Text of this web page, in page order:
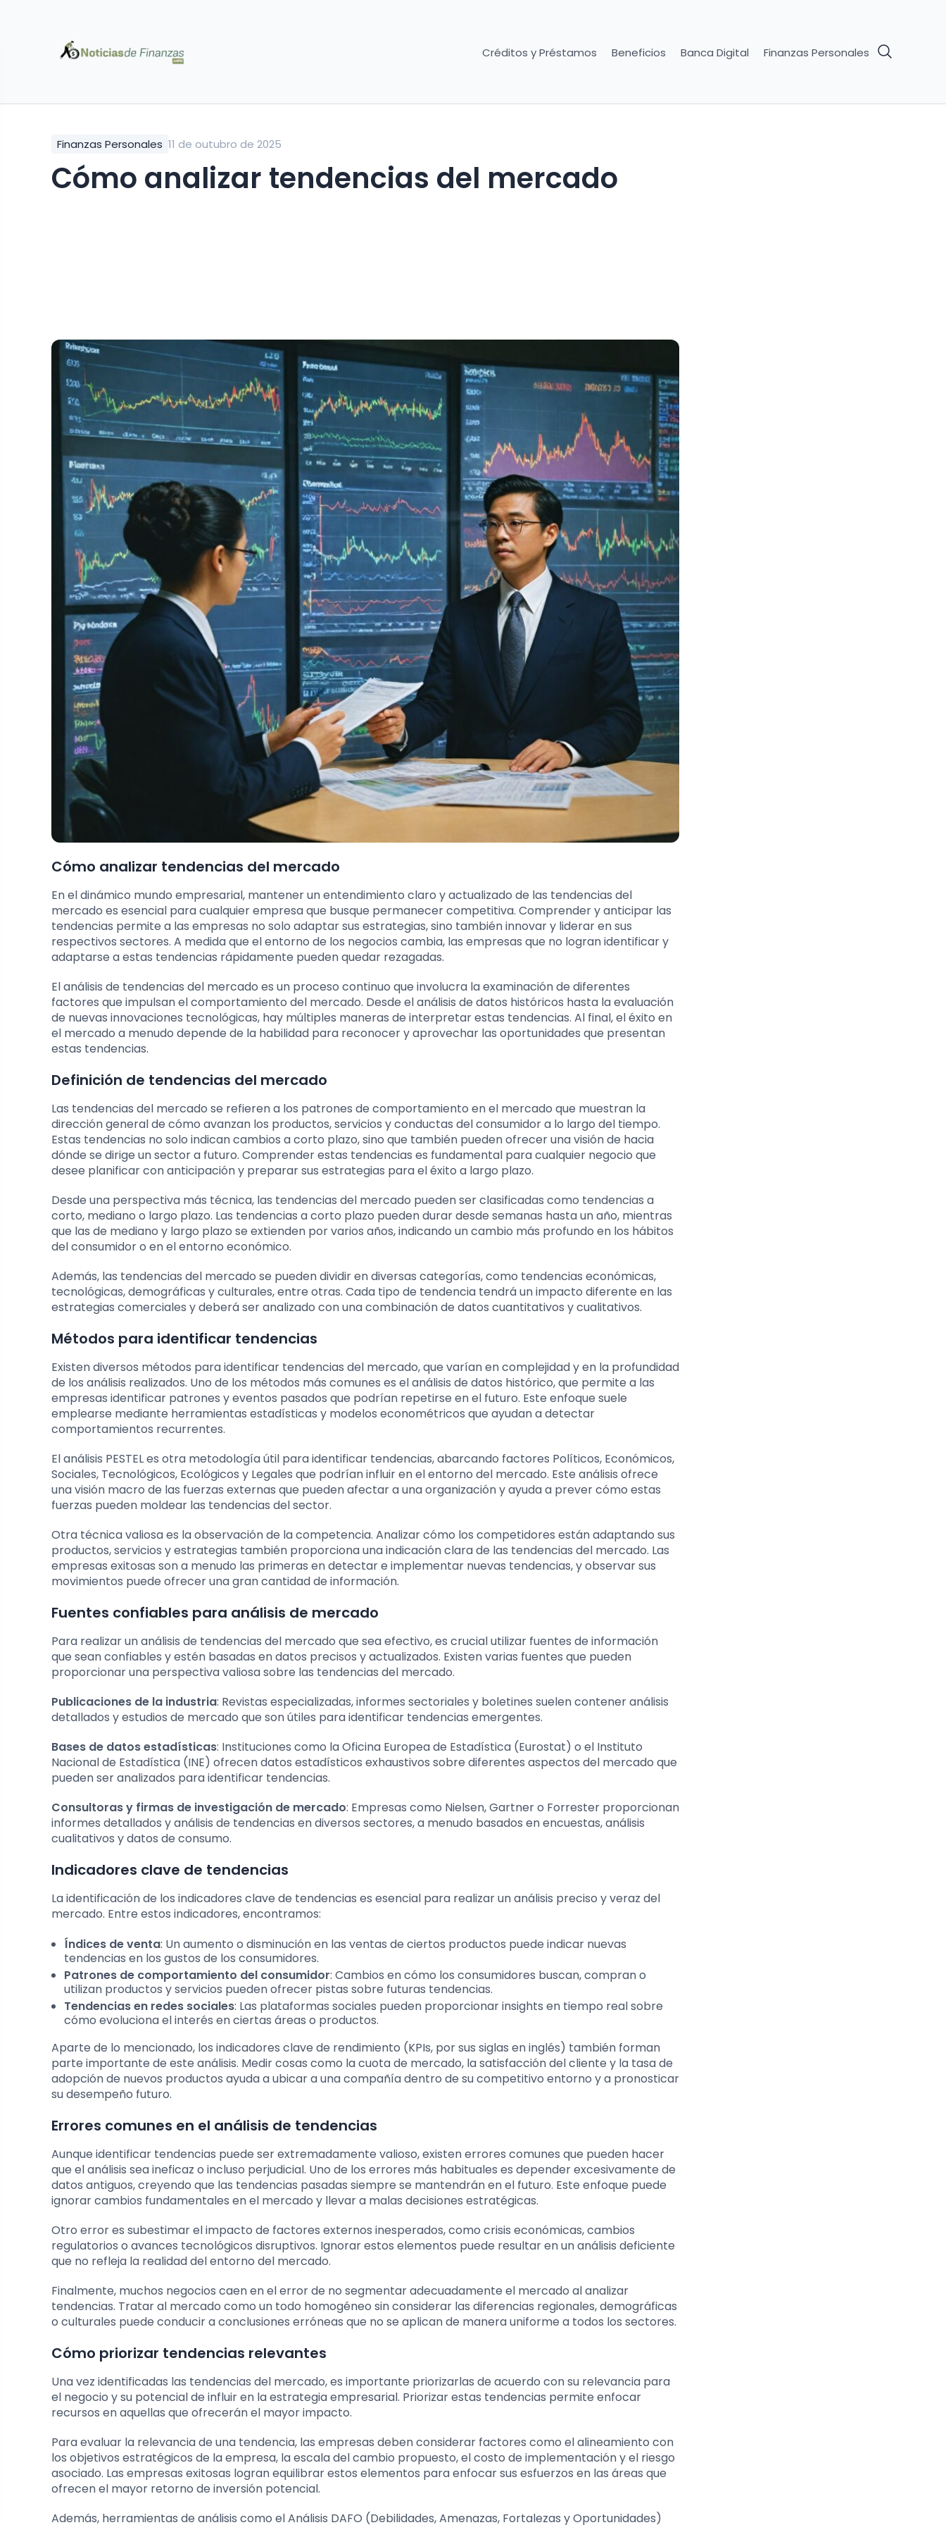
Créditos y Préstamos Beneficios Banca Digital Finanzas Personales
Finanzas Personales 11 de outubro de 2025
Cómo analizar tendencias del mercado
Cómo analizar tendencias del mercado
En el dinámico mundo empresarial, mantener un entendimiento claro y actualizado de las tendencias del
mercado es esencial para cualquier empresa que busque permanecer competitiva. Comprender y anticipar las
tendencias permite a las empresas no solo adaptar sus estrategias, sino también innovar y liderar en sus
respectivos sectores. A medida que el entorno de los negocios cambia, las empresas que no logran identificar y
adaptarse a estas tendencias rápidamente pueden quedar rezagadas.
El análisis de tendencias del mercado es un proceso continuo que involucra la examinación de diferentes
factores que impulsan el comportamiento del mercado. Desde el análisis de datos históricos hasta la evaluación
de nuevas innovaciones tecnológicas, hay múltiples maneras de interpretar estas tendencias. Al final, el éxito en
el mercado a menudo depende de la habilidad para reconocer y aprovechar las oportunidades que presentan
estas tendencias.
Definición de tendencias del mercado
Las tendencias del mercado se refieren a los patrones de comportamiento en el mercado que muestran la
dirección general de cómo avanzan los productos, servicios y conductas del consumidor a lo largo del tiempo.
Estas tendencias no solo indican cambios a corto plazo, sino que también pueden ofrecer una visión de hacia
dónde se dirige un sector a futuro. Comprender estas tendencias es fundamental para cualquier negocio que
desee planificar con anticipación y preparar sus estrategias para el éxito a largo plazo.
Desde una perspectiva más técnica, las tendencias del mercado pueden ser clasificadas como tendencias a
corto, mediano o largo plazo. Las tendencias a corto plazo pueden durar desde semanas hasta un año, mientras
que las de mediano y largo plazo se extienden por varios años, indicando un cambio más profundo en los hábitos
del consumidor o en el entorno económico.
Además, las tendencias del mercado se pueden dividir en diversas categorías, como tendencias económicas,
tecnológicas, demográficas y culturales, entre otras. Cada tipo de tendencia tendrá un impacto diferente en las
estrategias comerciales y deberá ser analizado con una combinación de datos cuantitativos y cualitativos.
Métodos para identificar tendencias
Existen diversos métodos para identificar tendencias del mercado, que varían en complejidad y en la profundidad
de los análisis realizados. Uno de los métodos más comunes es el análisis de datos histórico, que permite a las
empresas identificar patrones y eventos pasados que podrían repetirse en el futuro. Este enfoque suele
emplearse mediante herramientas estadísticas y modelos econométricos que ayudan a detectar
comportamientos recurrentes.
El análisis PESTEL es otra metodología útil para identificar tendencias, abarcando factores Políticos, Económicos,
Sociales, Tecnológicos, Ecológicos y Legales que podrían influir en el entorno del mercado. Este análisis ofrece
una visión macro de las fuerzas externas que pueden afectar a una organización y ayuda a prever cómo estas
fuerzas pueden moldear las tendencias del sector.
Otra técnica valiosa es la observación de la competencia. Analizar cómo los competidores están adaptando sus
productos, servicios y estrategias también proporciona una indicación clara de las tendencias del mercado. Las
empresas exitosas son a menudo las primeras en detectar e implementar nuevas tendencias, y observar sus
movimientos puede ofrecer una gran cantidad de información.
Fuentes confiables para análisis de mercado
Para realizar un análisis de tendencias del mercado que sea efectivo, es crucial utilizar fuentes de información
que sean confiables y estén basadas en datos precisos y actualizados. Existen varias fuentes que pueden
proporcionar una perspectiva valiosa sobre las tendencias del mercado.
Publicaciones de la industria: Revistas especializadas, informes sectoriales y boletines suelen contener análisis
detallados y estudios de mercado que son útiles para identificar tendencias emergentes.
Bases de datos estadísticas: Instituciones como la Oficina Europea de Estadística (Eurostat) o el Instituto
Nacional de Estadística (INE) ofrecen datos estadísticos exhaustivos sobre diferentes aspectos del mercado que
pueden ser analizados para identificar tendencias.
Consultoras y firmas de investigación de mercado: Empresas como Nielsen, Gartner o Forrester proporcionan
informes detallados y análisis de tendencias en diversos sectores, a menudo basados en encuestas, análisis
cualitativos y datos de consumo.
Indicadores clave de tendencias
La identificación de los indicadores clave de tendencias es esencial para realizar un análisis preciso y veraz del
mercado. Entre estos indicadores, encontramos:
Índices de venta: Un aumento o disminución en las ventas de ciertos productos puede indicar nuevas
tendencias en los gustos de los consumidores.
Patrones de comportamiento del consumidor: Cambios en cómo los consumidores buscan, compran o
utilizan productos y servicios pueden ofrecer pistas sobre futuras tendencias.
Tendencias en redes sociales: Las plataformas sociales pueden proporcionar insights en tiempo real sobre
cómo evoluciona el interés en ciertas áreas o productos.
Aparte de lo mencionado, los indicadores clave de rendimiento (KPIs, por sus siglas en inglés) también forman
parte importante de este análisis. Medir cosas como la cuota de mercado, la satisfacción del cliente y la tasa de
adopción de nuevos productos ayuda a ubicar a una compañía dentro de su competitivo entorno y a pronosticar
su desempeño futuro.
Errores comunes en el análisis de tendencias
Aunque identificar tendencias puede ser extremadamente valioso, existen errores comunes que pueden hacer
que el análisis sea ineficaz o incluso perjudicial. Uno de los errores más habituales es depender excesivamente de
datos antiguos, creyendo que las tendencias pasadas siempre se mantendrán en el futuro. Este enfoque puede
ignorar cambios fundamentales en el mercado y llevar a malas decisiones estratégicas.
Otro error es subestimar el impacto de factores externos inesperados, como crisis económicas, cambios
regulatorios o avances tecnológicos disruptivos. Ignorar estos elementos puede resultar en un análisis deficiente
que no refleja la realidad del entorno del mercado.
Finalmente, muchos negocios caen en el error de no segmentar adecuadamente el mercado al analizar
tendencias. Tratar al mercado como un todo homogéneo sin considerar las diferencias regionales, demográficas
o culturales puede conducir a conclusiones erróneas que no se aplican de manera uniforme a todos los sectores.
Cómo priorizar tendencias relevantes
Una vez identificadas las tendencias del mercado, es importante priorizarlas de acuerdo con su relevancia para
el negocio y su potencial de influir en la estrategia empresarial. Priorizar estas tendencias permite enfocar
recursos en aquellas que ofrecerán el mayor impacto.
Para evaluar la relevancia de una tendencia, las empresas deben considerar factores como el alineamiento con
los objetivos estratégicos de la empresa, la escala del cambio propuesto, el costo de implementación y el riesgo
asociado. Las empresas exitosas logran equilibrar estos elementos para enfocar sus esfuerzos en las áreas que
ofrecen el mayor retorno de inversión potencial.
Además, herramientas de análisis como el Análisis DAFO (Debilidades, Amenazas, Fortalezas y Oportunidades)